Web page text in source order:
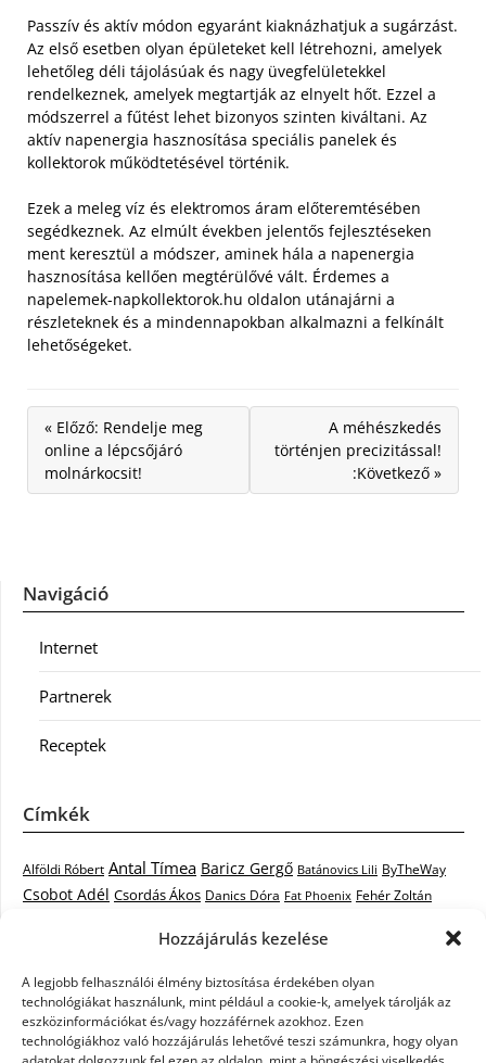
Hozzájárulás kezelése
A legjobb felhasználói élmény biztosítása érdekében olyan
technológiákat használunk, mint például a cookie-k, amelyek tárolják az
eszközinformációkat és/vagy hozzáférnek azokhoz. Ezen
technológiákhoz való hozzájárulás lehetővé teszi számunkra, hogy olyan
Passzív és aktív módon egyaránt kiaknázhatjuk a sugárzást.
Az első esetben olyan épületeket kell létrehozni, amelyek
lehetőleg déli tájolásúak és nagy üvegfelületekkel
rendelkeznek, amelyek megtartják az elnyelt hőt. Ezzel a
módszerrel a fűtést lehet bizonyos szinten kiváltani. Az
aktív napenergia hasznosítása speciális panelek és
kollektorok működtetésével történik.
Ezek a meleg víz és elektromos áram előteremtésében
segédkeznek. Az elmúlt években jelentős fejlesztéseken
ment keresztül a módszer, aminek hála a napenergia
hasznosítása kellően megtérülővé vált. Érdemes a
napelemek-napkollektorok.hu oldalon utánajárni a
részleteknek és a mindennapokban alkalmazni a felkínált
lehetőségeket.
« Előző: Rendelje meg
online a lépcsőjáró
molnárkocsit!
A méhészkedés
történjen precizitással!
:Következő »
Navigáció
Internet
Partnerek
Receptek
Címkék
Alföldi Róbert Antal Tímea Baricz Gergő Batánovics Lili ByTheWay
Csobot Adél Csordás Ákos Danics Dóra Fat Phoenix Fehér Zoltán
Kovács László Stone
Krasznai Tünde Like LiL C. Malek Miklós mentor Muri Enikő
Nagy Feró Oláh Gergő Péterffy Lili Rocktenors RTL Klub
Cowell Szabó Dávid Szabó Ádám Szikora Róbert Takács Nikolas